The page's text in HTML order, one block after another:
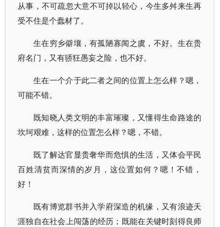
从事，不可疏忽大意不可掉以轻心，今生多舛来生再
受不住是个蠢材了。
生在穷乡僻壤，有孤陋寡闻之虞，不好。生在贵
府名门，又有骄狂愚妄之险，也不好。
生在一个介于此二者之间的位置上怎么样？嗯，
可能不错。
既知晓人类文明的丰富璀璨，又懂得生命路途的
坎坷艰难，这样的位置怎么样？嗯，不错。
既了解达官显贵奢华而危惧的生活，又体会平民
百姓清贫而深情的岁月，这位置如何？嗯！不错，
好！
既有博览群书并入学府深造的机缘，又有浪迹天
涯独自在社会上闯荡的经历；既能在关键时刻得良师